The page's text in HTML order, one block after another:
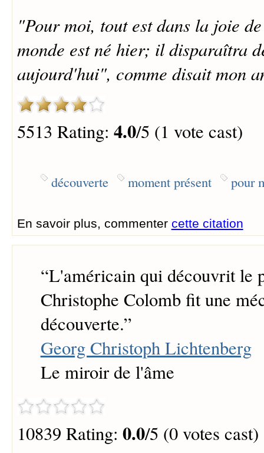
"Pour moi, tout est dans la joie
monde est né hier; il disparaîtra
aujourd'hui", comme disait mon
5513 Rating: 4.0/5 (1 vote cast)
découverte moment présent pour
En savoir plus, commenter cette citation
“L'américain qui découvrit le
Christophe Colomb fit une
découverte.”
Georg Christoph Lichtenberg
Le miroir de l'âme
10839 Rating: 0.0/5 (0 votes cast)